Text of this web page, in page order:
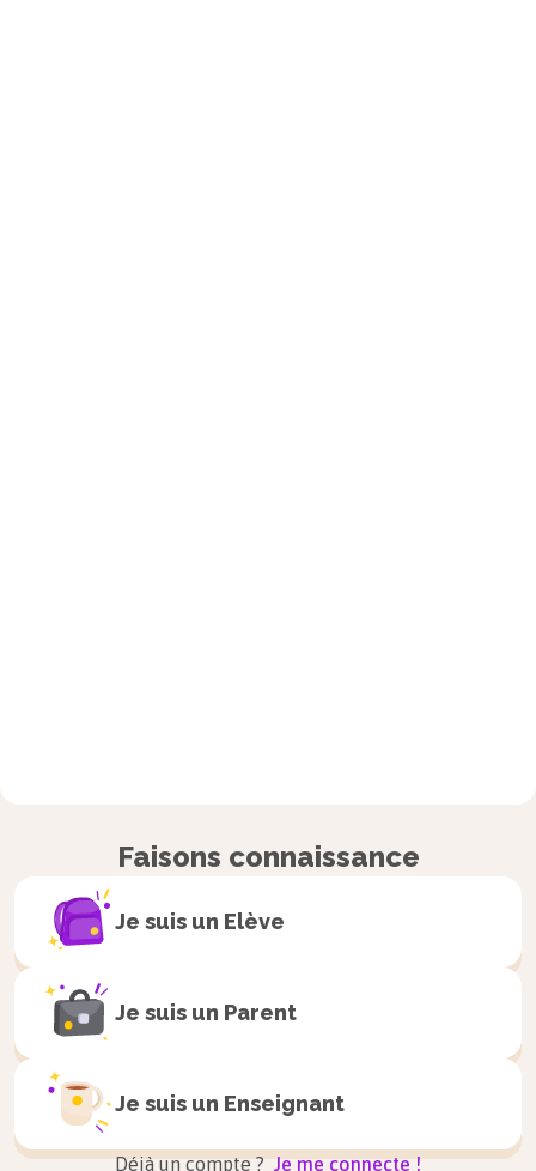
Faisons connaissance
Je suis un Elève
Je suis un Parent
Je suis un Enseignant
Déjà un compte ? Je me connecte !